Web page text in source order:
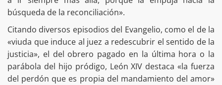
búsqueda de la reconciliación».
Citando diversos episodios del Evangelio, como el de la
«viuda que induce al juez a redescubrir el sentido de la
justicia», el del obrero pagado en la última hora o la
parábola del hijo pródigo, León XIV destaca «la fuerza
del perdón que es propia del mandamiento del amor»